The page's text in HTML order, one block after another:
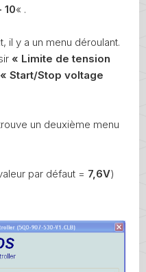
10« .
il y a un menu déroulant.
« Limite de tension
Start/Stop voltage
un deuxième menu
par défaut = 7,6V)